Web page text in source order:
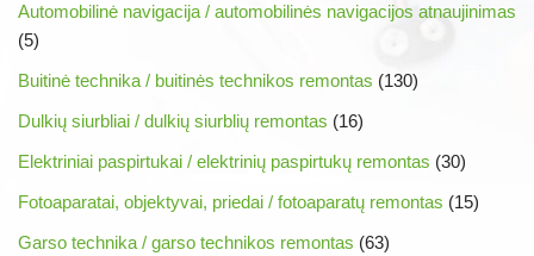
Automobilinė navigacija / automobilinės navigacijos atnaujinimas
(5)
Buitinė technika / buitinės technikos remontas (130)
Dulkių siurbliai / dulkių siurblių remontas (16)
Elektriniai paspirtukai / elektrinių paspirtukų remontas (30)
Fotoaparatai, objektyvai, priedai / fotoaparatų remontas (15)
Garso technika / garso technikos remontas (63)